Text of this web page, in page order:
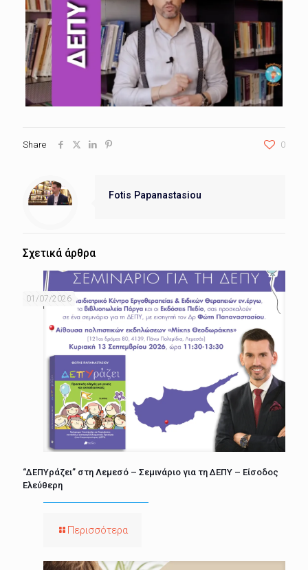
Share 0
Fotis Papanastasiou
Σχετικά άρθρα
01/07/2026
“ΔΕΠΥράζει” στη Λεμεσό – Σεμινάριο για τη ΔΕΠΥ – Είσοδος
Ελεύθερη
Περισσότερα